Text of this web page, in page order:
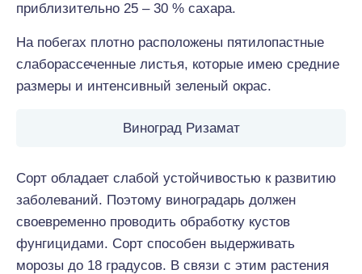
приблизительно 25 – 30 % сахара.
На побегах плотно расположены пятилопастные
слаборассеченные листья, которые имею средние
размеры и интенсивный зеленый окрас.
Виноград Ризамат
Сорт обладает слабой устойчивостью к развитию
заболеваний. Поэтому виноградарь должен
своевременно проводить обработку кустов
фунгицидами. Сорт способен выдерживать
морозы до 18 градусов. В связи с этим растения